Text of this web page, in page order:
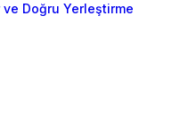
Doğru Yerleştirme